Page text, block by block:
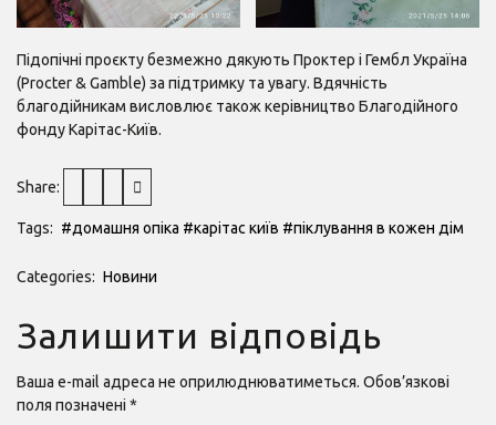
Підопічні проєкту безмежно дякують Проктер і Гембл Україна
(Procter & Gamble) за підтримку та увагу. Вдячність
благодійникам висловлює також керівництво Благодійного
фонду Карітас-Київ.
Share:
Tags: #домашня опіка #карітас київ #піклування в кожен дім
Categories: Новини
Залишити відповідь
Ваша e-mail адреса не оприлюднюватиметься. Обов’язкові
поля позначені *